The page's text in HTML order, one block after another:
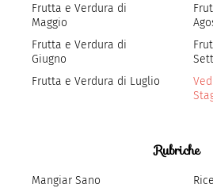
Frutta e Verdura di
Maggio
Frutta e Verdura di
Giugno
Frutta e Verdura di Luglio
Rubriche
Mangiar Sano